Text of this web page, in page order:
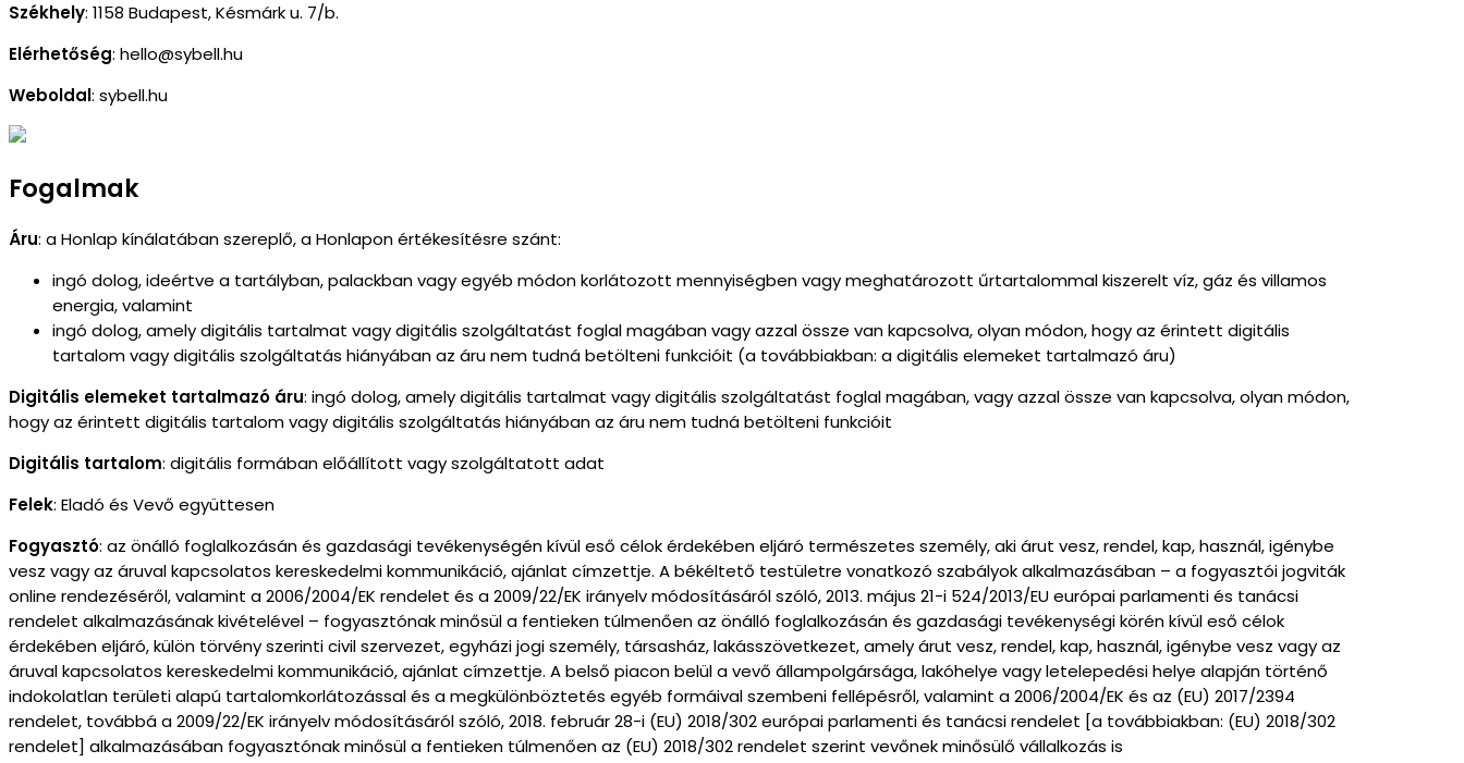
Székhely: 1158 Budapest, Késmárk u. 7/b.
Elérhetőség: hello@sybell.hu
Weboldal: sybell.hu
Fogalmak
Áru: a Honlap kínálatában szereplő, a Honlapon értékesítésre szánt:
ingó dolog, ideértve a tartályban, palackban vagy egyéb módon korlátozott mennyiségben vagy meghatározott űrtartalommal kiszerelt víz, gáz és villamos
energia, valamint
ingó dolog, amely digitális tartalmat vagy digitális szolgáltatást foglal magában vagy azzal össze van kapcsolva, olyan módon, hogy az érintett digitális
tartalom vagy digitális szolgáltatás hiányában az áru nem tudná betölteni funkcióit (a továbbiakban: a digitális elemeket tartalmazó áru)
Digitális elemeket tartalmazó áru: ingó dolog, amely digitális tartalmat vagy digitális szolgáltatást foglal magában, vagy azzal össze van kapcsolva, olyan módon,
hogy az érintett digitális tartalom vagy digitális szolgáltatás hiányában az áru nem tudná betölteni funkcióit
Digitális tartalom: digitális formában előállított vagy szolgáltatott adat
Felek: Eladó és Vevő együttesen
Fogyasztó: az önálló foglalkozásán és gazdasági tevékenységén kívül eső célok érdekében eljáró természetes személy, aki árut vesz, rendel, kap, használ, igénybe
vesz vagy az áruval kapcsolatos kereskedelmi kommunikáció, ajánlat címzettje. A békéltető testületre vonatkozó szabályok alkalmazásában – a fogyasztói jogviták
online rendezéséről, valamint a 2006/2004/EK rendelet és a 2009/22/EK irányelv módosításáról szóló, 2013. május 21-i 524/2013/EU európai parlamenti és tanácsi
rendelet alkalmazásának kivételével – fogyasztónak minősül a fentieken túlmenően az önálló foglalkozásán és gazdasági tevékenységi körén kívül eső célok
érdekében eljáró, külön törvény szerinti civil szervezet, egyházi jogi személy, társasház, lakásszövetkezet, amely árut vesz, rendel, kap, használ, igénybe vesz vagy az
áruval kapcsolatos kereskedelmi kommunikáció, ajánlat címzettje. A belső piacon belül a vevő állampolgársága, lakóhelye vagy letelepedési helye alapján történő
indokolatlan területi alapú tartalomkorlátozással és a megkülönböztetés egyéb formáival szembeni fellépésről, valamint a 2006/2004/EK és az (EU) 2017/2394
rendelet, továbbá a 2009/22/EK irányelv módosításáról szóló, 2018. február 28-i (EU) 2018/302 európai parlamenti és tanácsi rendelet [a továbbiakban: (EU) 2018/302
rendelet] alkalmazásában fogyasztónak minősül a fentieken túlmenően az (EU) 2018/302 rendelet szerint vevőnek minősülő vállalkozás is